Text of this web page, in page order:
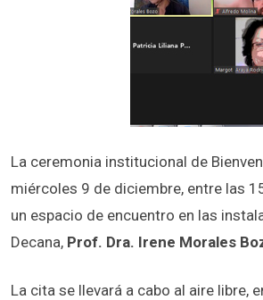
La ceremonia institucional de
miércoles 9 de diciembre, entre las
un espacio de encuentro en las
Decana, Prof. Dra. Irene Morales
La cita se llevará a cabo al aire libre,